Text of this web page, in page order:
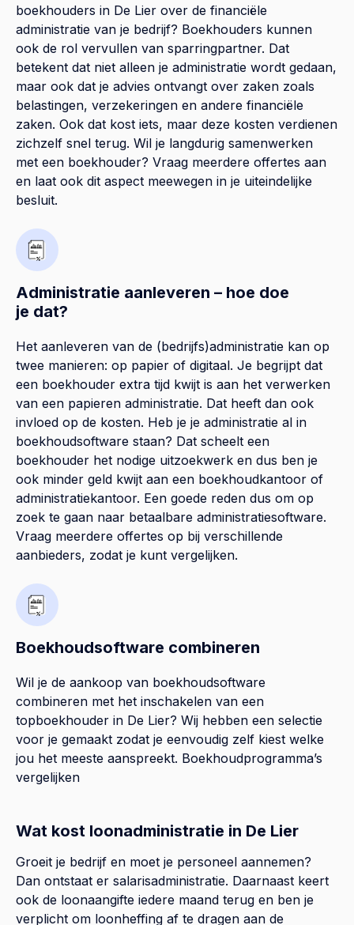
boekhouders in De Lier over de financiële
administratie van je bedrijf? Boekhouders kunnen
ook de rol vervullen van sparringpartner. Dat
betekent dat niet alleen je administratie wordt gedaan,
maar ook dat je advies ontvangt over zaken zoals
belastingen, verzekeringen en andere financiële
zaken. Ook dat kost iets, maar deze kosten verdienen
zichzelf snel terug. Wil je langdurig samenwerken
met een boekhouder? Vraag meerdere offertes aan
en laat ook dit aspect meewegen in je uiteindelijke
besluit.
Administratie aanleveren – hoe doe
je dat?
Het aanleveren van de (bedrijfs)administratie kan op
twee manieren: op papier of digitaal. Je begrijpt dat
een boekhouder extra tijd kwijt is aan het verwerken
van een papieren administratie. Dat heeft dan ook
invloed op de kosten. Heb je je administratie al in
boekhoudsoftware staan? Dat scheelt een
boekhouder het nodige uitzoekwerk en dus ben je
ook minder geld kwijt aan een boekhoudkantoor of
administratiekantoor. Een goede reden dus om op
zoek te gaan naar betaalbare administratiesoftware.
Vraag meerdere offertes op bij verschillende
aanbieders, zodat je kunt vergelijken.
Boekhoudsoftware combineren
Wil je de aankoop van boekhoudsoftware
combineren met het inschakelen van een
topboekhouder in De Lier? Wij hebben een selectie
voor je gemaakt zodat je eenvoudig zelf kiest welke
jou het meeste aanspreekt. Boekhoudprogramma’s
vergelijken
Wat kost loonadministratie in De Lier
Groeit je bedrijf en moet je personeel aannemen?
Dan ontstaat er salarisadministratie. Daarnaast keert
ook de loonaangifte iedere maand terug en ben je
verplicht om loonheffing af te dragen aan de